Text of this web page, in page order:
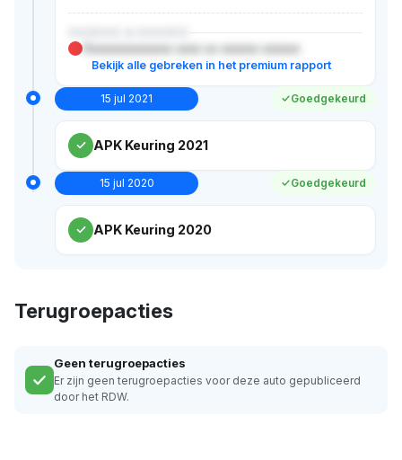
XXXXXX & XXXXXX
Xxxxxxxxxxxxxx xxxx xx xxxxxx xxxxxx
Bekijk alle gebreken in het premium rapport
15 jul 2021 Goedgekeurd
APK Keuring 2021
15 jul 2020 Goedgekeurd
APK Keuring 2020
Terugroepacties
Geen terugroepacties
Er zijn geen terugroepacties voor deze auto gepubliceerd
door het RDW.